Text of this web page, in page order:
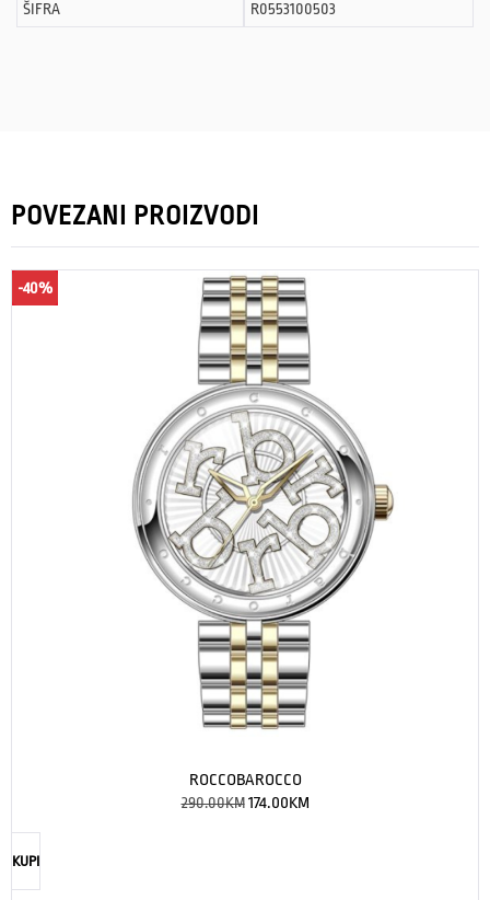
ŠIFRA R0553100503
POVEZANI PROIZVODI
-40%
ROCCOBAROCCO
290.00KM 174.00KM
KUPI